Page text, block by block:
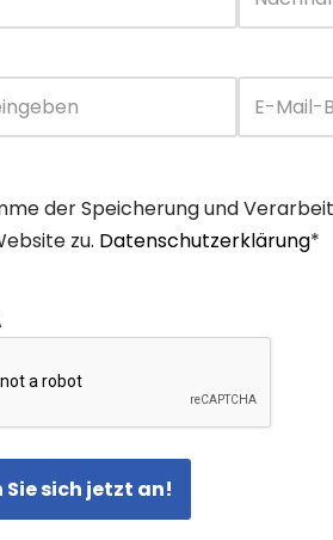
der Speicherung und
zu. Datenschutzerklärung*